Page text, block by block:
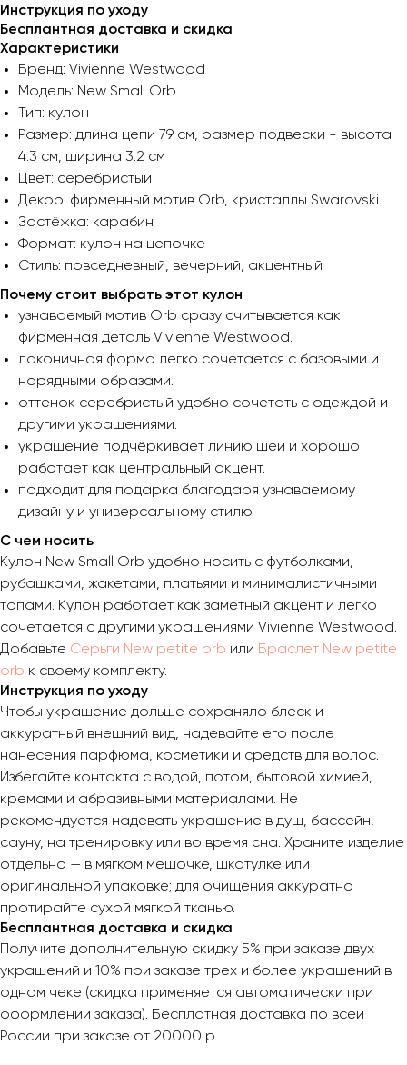
Инструкция по уходу
Бесплантная доставка и скидка
Характеристики
Бренд: Vivienne Westwood
Модель: New Small Orb
Тип: кулон
Размер: длина цепи 79 см, размер подвески - высота
4.3 см, ширина 3.2 см
Цвет: серебристый
Декор: фирменный мотив Orb, кристаллы Swarovski
Застёжка: карабин
Формат: кулон на цепочке
Стиль: повседневный, вечерний, акцентный
Почему стоит выбрать этот кулон
узнаваемый мотив Orb сразу считывается как
фирменная деталь Vivienne Westwood.
лаконичная форма легко сочетается с базовыми и
нарядными образами.
оттенок серебристый удобно сочетать с одеждой и
другими украшениями.
украшение подчёркивает линию шеи и хорошо
работает как центральный акцент.
подходит для подарка благодаря узнаваемому
дизайну и универсальному стилю.
С чем носить
Кулон New Small Orb удобно носить с футболками,
рубашками, жакетами, платьями и минималистичными
топами. Кулон работает как заметный акцент и легко
сочетается с другими украшениями Vivienne Westwood.
Добавьте Серьги New petite orb или Браслет New petite
orb к своему комплекту.
Инструкция по уходу
Чтобы украшение дольше сохраняло блеск и
аккуратный внешний вид, надевайте его после
нанесения парфюма, косметики и средств для волос.
Избегайте контакта с водой, потом, бытовой химией,
кремами и абразивными материалами. Не
рекомендуется надевать украшение в душ, бассейн,
сауну, на тренировку или во время сна. Храните изделие
отдельно — в мягком мешочке, шкатулке или
оригинальной упаковке; для очищения аккуратно
протирайте сухой мягкой тканью.
Бесплантная доставка и скидка
Получите дополнительную скидку 5% при заказе двух
украшений и 10% при заказе трех и более украшений в
одном чеке (скидка применяется автоматически при
оформлении заказа). Бесплатная доставка по всей
России при заказе от 20000 р.